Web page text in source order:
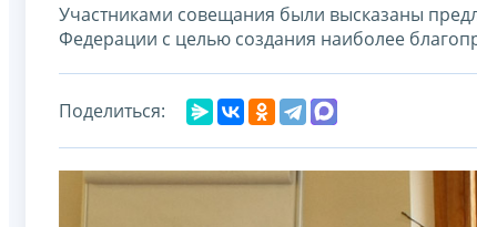
Участниками совещания были высказаны
Федерации с целью создания наиболее
Поделиться: